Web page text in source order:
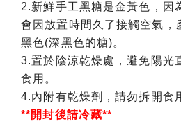
2.新鮮手工黑糖是金黃色，因
會因放置時間久了接觸空氣，
黑色(深黑色的糖)。
3.置於陰涼乾燥處，避免陽光
食用。
4.內附有乾燥劑，請勿拆開食
**開封後請冷藏**